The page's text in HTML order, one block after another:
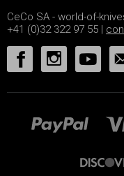
CeCo SA - world-of-
+41 (0)32 322 97 55 |